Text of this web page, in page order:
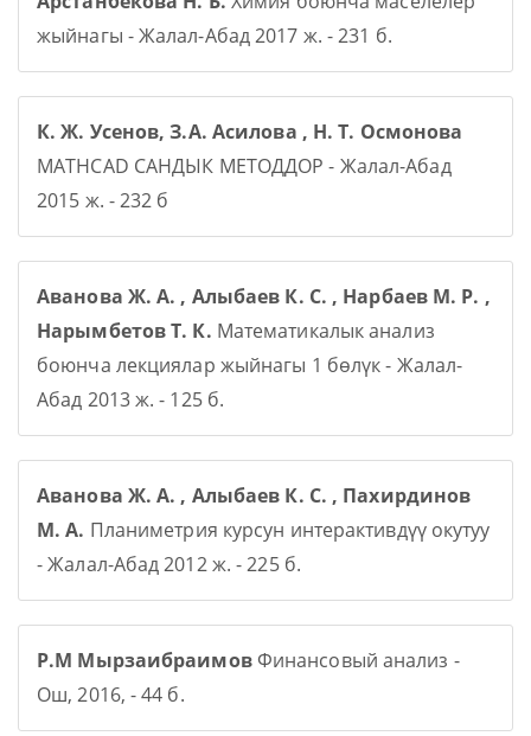
жыйнагы - Жалал-Абад 2017 ж. - 231 б.
К. Ж. Усенов, З.А. Асилова , Н. Т. Осмонова
MATHCAD САНДЫК МЕТОДДОР - Жалал-Абад
2015 ж. - 232 б
Аванова Ж. А. , Алыбаев К. С. , Нарбаев М. Р. ,
Нарымбетов Т. К. Математикалык анализ
боюнча лекциялар жыйнагы 1 бөлүк - Жалал-
Абад 2013 ж. - 125 б.
Аванова Ж. А. , Алыбаев К. С. , Пахирдинов
М. А. Планиметрия курсун интерактивдүү окутуу
- Жалал-Абад 2012 ж. - 225 б.
Р.М МырзаибраимовФинансовый анализ -
Ош, 2016, - 44 б.